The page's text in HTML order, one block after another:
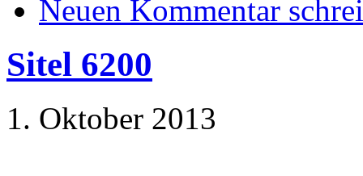
Neuen Kommentar
Sitel 6200
1. Oktober 2013